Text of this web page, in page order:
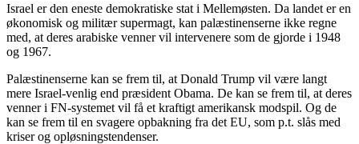
Israel er den eneste demokratiske stat i Mellemøsten. Da landet er en
økonomisk og militær supermagt, kan palæstinenserne ikke regne
med, at deres arabiske venner vil intervenere som de gjorde i 1948
og 1967.
Palæstinenserne kan se frem til, at Donald Trump vil være langt
mere Israel-venlig end præsident Obama. De kan se frem til, at deres
venner i FN-systemet vil få et kraftigt amerikansk modspil. Og de
kan se frem til en svagere opbakning fra det EU, som p.t. slås med
kriser og opløsningstendenser.